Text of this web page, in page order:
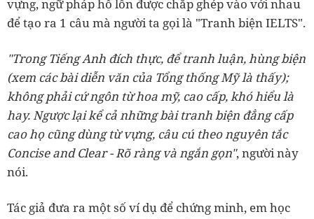
vựng, ngữ pháp hổ lốn được chắp ghép vào với nhau
để tạo ra 1 câu mà người ta gọi là "Tranh biện IELTS".
"Trong Tiếng Anh đích thực, để tranh luận, hùng biện
(xem các bài diễn văn của Tổng thống Mỹ là thấy);
không phải cứ ngôn từ hoa mỹ, cao cấp, khó hiểu là
hay. Ngược lại kể cả những bài tranh biện đẳng cấp
cao họ cũng dùng từ vựng, câu cú theo nguyên tắc
Concise and Clear - Rõ ràng và ngắn gọn", người này
nói.
Tác giả đưa ra một số ví dụ để chứng minh, em học